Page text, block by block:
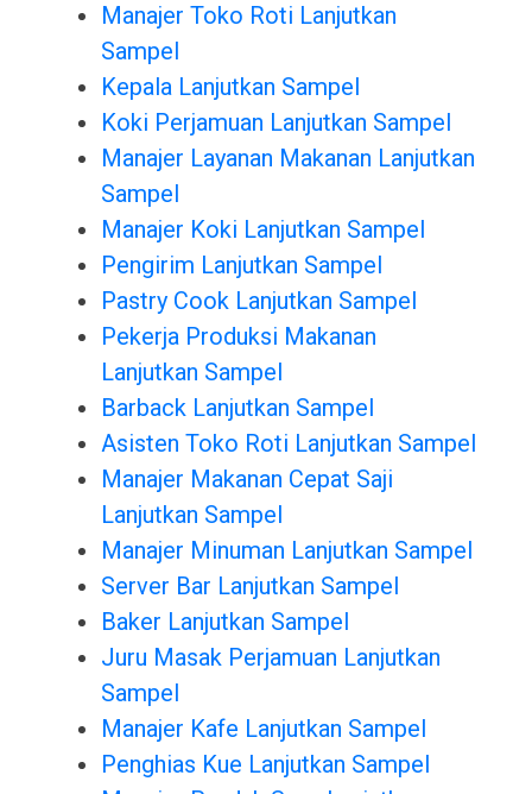
Manajer Toko Roti Lanjutkan
Sampel
Kepala Lanjutkan Sampel
Koki Perjamuan Lanjutkan Sampel
Manajer Layanan Makanan Lanjutkan
Sampel
Manajer Koki Lanjutkan Sampel
Pengirim Lanjutkan Sampel
Pastry Cook Lanjutkan Sampel
Pekerja Produksi Makanan
Lanjutkan Sampel
Barback Lanjutkan Sampel
Asisten Toko Roti Lanjutkan Sampel
Manajer Makanan Cepat Saji
Lanjutkan Sampel
Manajer Minuman Lanjutkan Sampel
Server Bar Lanjutkan Sampel
Baker Lanjutkan Sampel
Juru Masak Perjamuan Lanjutkan
Sampel
Manajer Kafe Lanjutkan Sampel
Penghias Kue Lanjutkan Sampel